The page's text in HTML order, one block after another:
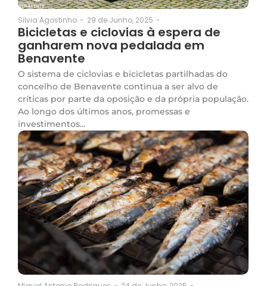
Silvia Agostinho - 29 de Junho, 2025 -
Bicicletas e ciclovias à espera de
ganharem nova pedalada em
Benavente
O sistema de ciclovias e bicicletas partilhadas do
concelho de Benavente continua a ser alvo de
críticas por parte da oposição e da própria população.
Ao longo dos últimos anos, promessas e
investimentos...